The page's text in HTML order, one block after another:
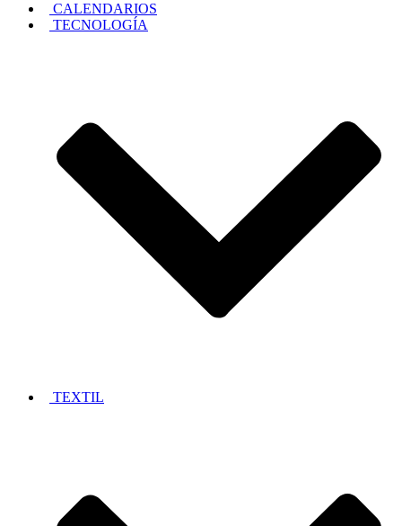
CALENDARIOS
TECNOLOGÍA
TEXTIL